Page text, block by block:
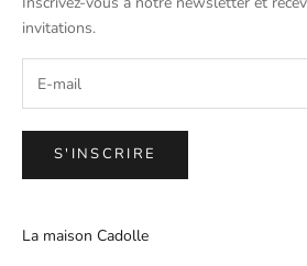
invitations.
S'INSCRIRE
La maison Cadolle